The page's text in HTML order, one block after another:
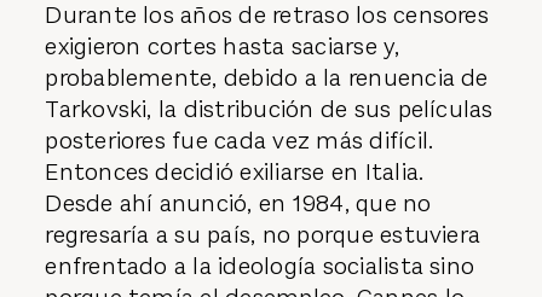
Durante los años de retraso los censores
exigieron cortes hasta saciarse y,
probablemente, debido a la renuencia de
Tarkovski, la distribución de sus películas
posteriores fue cada vez más difícil.
Entonces decidió exiliarse en Italia.
Desde ahí anunció, en 1984, que no
regresaría a su país, no porque estuviera
enfrentado a la ideología socialista sino